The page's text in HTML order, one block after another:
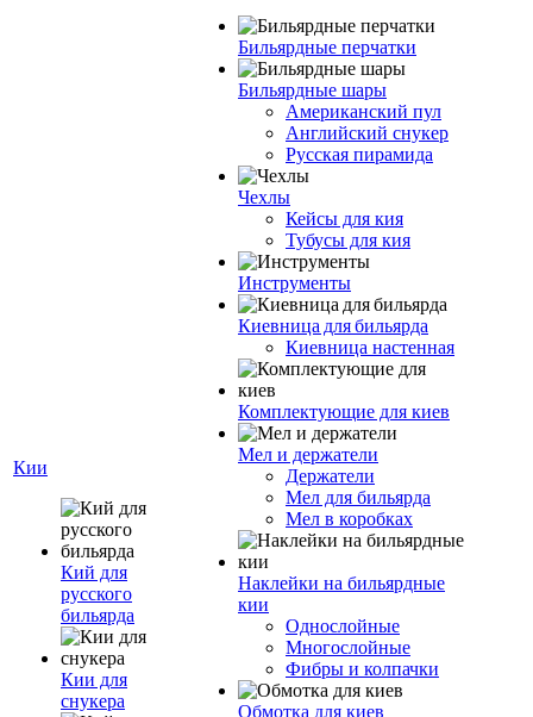
Кии
Кий для
русского
бильярда
Кии для
снукера
Бильярдные перчатки
Бильярдные шары
Американский пул
Английский снукер
Русская пирамида
Чехлы
Кейсы для кия
Тубусы для кия
Инструменты
Киевница для бильярда
Киевница настенная
Комплектующие для киев
Мел и держатели
Держатели
Мел для бильярда
Мел в коробках
Наклейки на бильярдные
кии
Однослойные
Многослойные
Фибры и колпачки
Обмотка для киев